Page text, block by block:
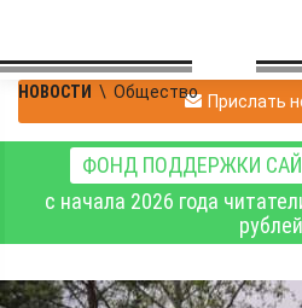
НОВОСТИ \ Общество Прислать
ФОНД ПОДДЕРЖКИ
с начала 2026 года
рублей